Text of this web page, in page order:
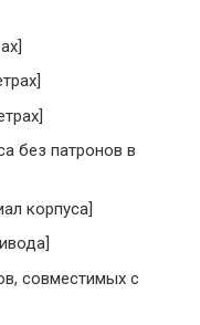
без патронов в
корпуса]
совместимых с